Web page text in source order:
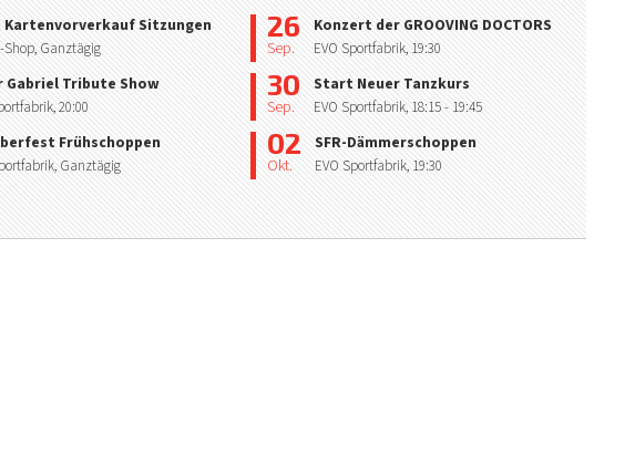
Sitzungen
Shop, Ganztägig
Gabriel Tribute Show
20:00
Frühschoppen
Ganztägig
26
Sep.
Konzert der GROOVING DOCTORS
EVO Sportfabrik, 19:30
30
Sep.
Start Neuer Tanzkurs
EVO Sportfabrik, 18:15- 19:45
02
Okt.
SFR-Dämmerschoppen
EVO Sportfabrik, 19:30